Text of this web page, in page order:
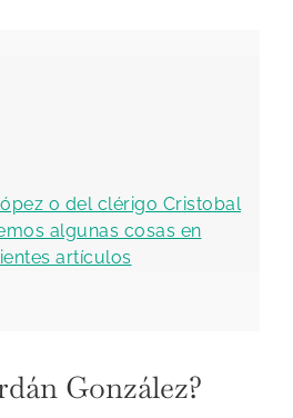
o del clérigo Cristobal
algunas cosas en
artículos
González?